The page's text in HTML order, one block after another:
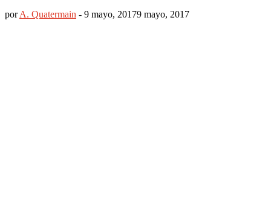
porA. Quatermain - 9 mayo, 20179 mayo, 2017